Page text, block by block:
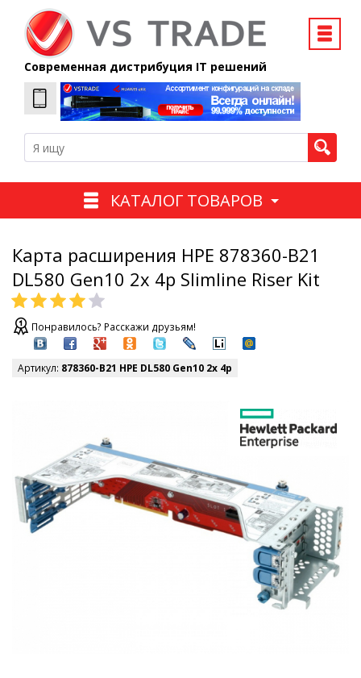
Современная дистрибуция IT решений
КАТАЛОГ ТОВАРОВ
Карта расширения HPE 878360-B21
DL580 Gen10 2x 4p Slimline Riser Kit
Понравилось? Расскажи друзьям!
Артикул: 878360-B21 HPE DL580 Gen10 2x 4p